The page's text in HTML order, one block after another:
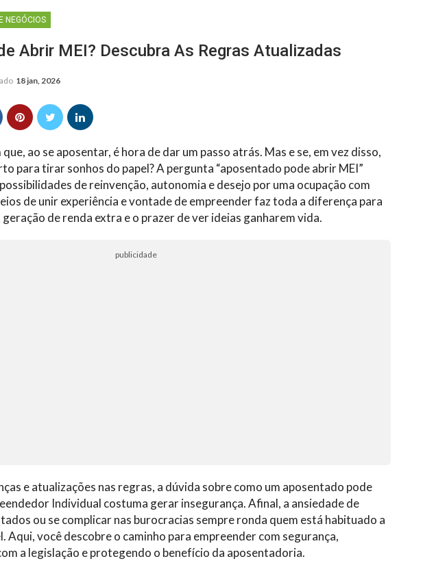
NEGÓCIOS
Abrir MEI? Descubra As Regras Atualizadas
18 jan, 2026
ao se aposentar, é hora de dar um passo atrás. Mas e se, em vez disso,
para tirar sonhos do papel? A pergunta “aposentado pode abrir MEI”
de reinvenção, autonomia e desejo por uma ocupação com
de unir experiência e vontade de empreender faz toda a diferença para
de renda extra e o prazer de ver ideias ganharem vida.
publicidade
e atualizações nas regras, a dúvida sobre como um aposentado pode
Individual costuma gerar insegurança. Afinal, a ansiedade de
ou se complicar nas burocracias sempre ronda quem está habituado a
Aqui, você descobre o caminho para empreender com segurança,
a legislação e protegendo o benefício da aposentadoria.